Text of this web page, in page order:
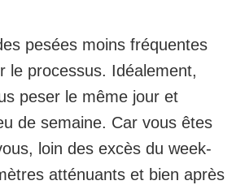
pesées moins fréquentes
le processus. Idéalement,
peser le même jour et
de semaine. Car vous êtes
loin des excès du week-
atténuants et bien après